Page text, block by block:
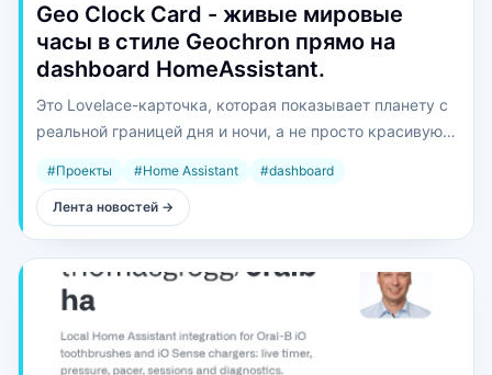
Geo Clock Card - живые мировые
часы в стиле Geochron прямо на
dashboard HomeAssistant.
Это Lovelace-карточка, которая показывает планету с
реальной границей дня и ночи, а не просто красивую
Marble, расчёт terminator по солнечной геометрии и
всплывающие локальные времена с учётом DST.
#Проекты #Home Assistant #dashboard
Лента новостей →